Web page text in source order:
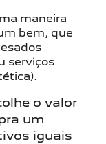
maneira
bem, que
serviços
o valor
um
iguais